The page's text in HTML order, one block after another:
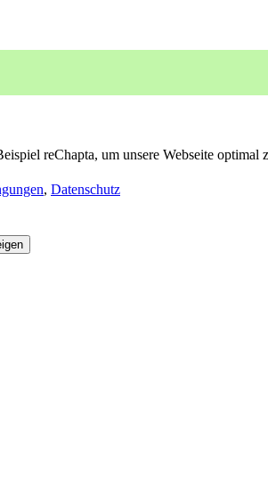
reChapta, um unsere Webseite optimal
, Datenschutz